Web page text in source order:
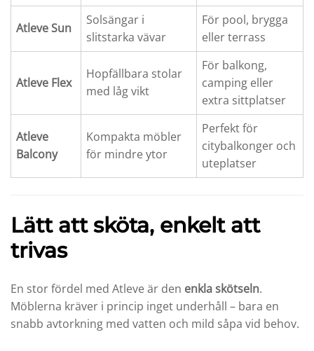
Atleve Sun
Solsängar i
slitstarka vävar
För pool, brygga
eller terrass
Atleve Flex
Hopfällbara stolar
med låg vikt
För balkong,
camping eller
extra sittplatser
Atleve
Balcony
Kompakta möbler
för mindre ytor
Perfekt för
citybalkonger och
uteplatser
Lätt att sköta, enkelt att
trivas
En stor fördel med Atleve är den enkla skötseln.
Möblerna kräver i princip inget underhåll – bara en
snabb avtorkning med vatten och mild såpa vid behov.